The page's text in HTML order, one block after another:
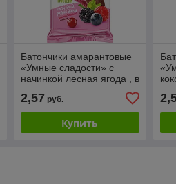
Батончики амарантовые
«Умные сладости» с
начинкой лесная ягода , в
2,57 руб.
Купить